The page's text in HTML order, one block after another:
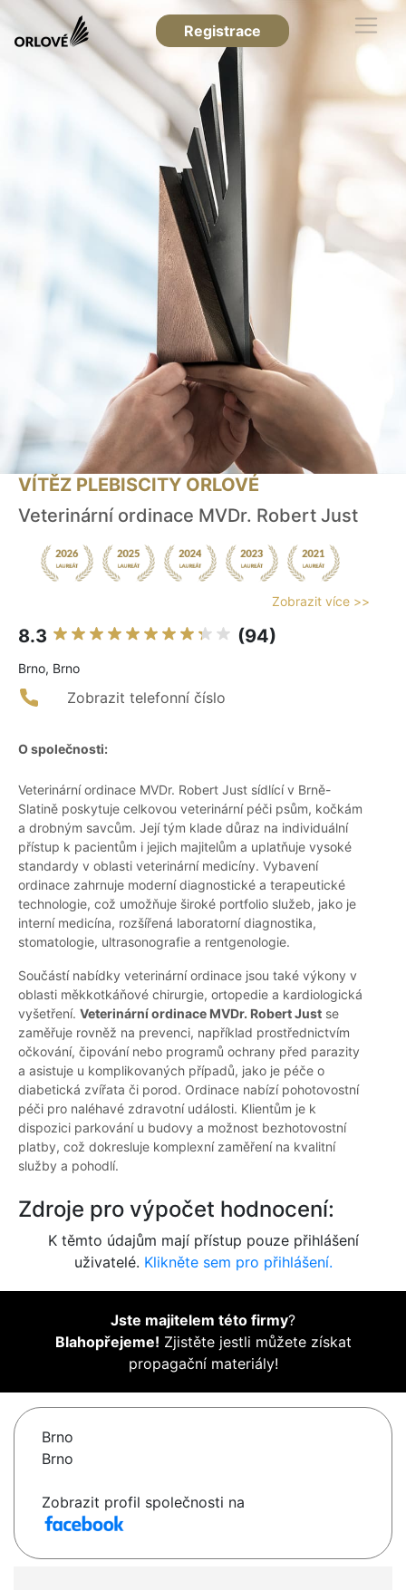
Registrace
VÍTĚZ PLEBISCITY ORLOVÉ
Veterinární ordinace MVDr. Robert Just
Zobrazit více >>
8.3 (94)
Brno, Brno
Zobrazit telefonní číslo
O společnosti:
Veterinární ordinace MVDr. Robert Just sídlící v Brně-
Slatině poskytuje celkovou veterinární péči psům, kočkám
a drobným savcům. Její tým klade důraz na individuální
přístup k pacientům i jejich majitelům a uplatňuje vysoké
standardy v oblasti veterinární medicíny. Vybavení
ordinace zahrnuje moderní diagnostické a terapeutické
technologie, což umožňuje široké portfolio služeb, jako je
interní medicína, rozšířená laboratorní diagnostika,
stomatologie, ultrasonografie a rentgenologie.
Součástí nabídky veterinární ordinace jsou také výkony v
oblasti měkkotkáňové chirurgie, ortopedie a kardiologická
vyšetření. Veterinární ordinace MVDr. Robert Just se
zaměřuje rovněž na prevenci, například prostřednictvím
očkování, čipování nebo programů ochrany před parazity
a asistuje u komplikovaných případů, jako je péče o
diabetická zvířata či porod. Ordinace nabízí pohotovostní
péči pro naléhavé zdravotní události. Klientům je k
dispozici parkování u budovy a možnost bezhotovostní
platby, což dokresluje komplexní zaměření na kvalitní
služby a pohodlí.
Zdroje pro výpočet hodnocení:
K těmto údajům mají přístup pouze přihlášení
uživatelé. Klikněte sem pro přihlášení.
Jste majitelem této firmy?
Blahopřejeme! Zjistěte jestli můžete získat
propagační materiály!
Brno
Brno
Zobrazit profil společnosti na